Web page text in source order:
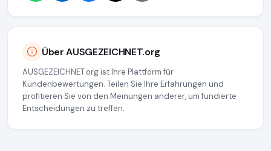
Über AUSGEZEICHNET.org
AUSGEZEICHNET.org ist Ihre Plattform für
Kundenbewertungen. Teilen Sie Ihre Erfahrungen und
profitieren Sie von den Meinungen anderer, um fundierte
Entscheidungen zu treffen.